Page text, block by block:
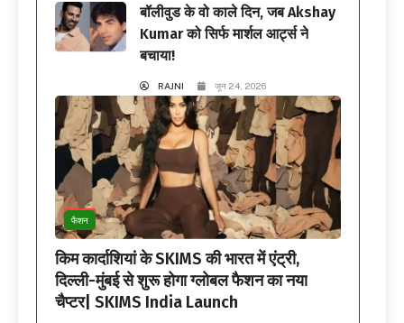
बॉलीवुड के वो काले दिन, जब Akshay
Kumar को सिर्फ मार्शल आर्ट्स ने
बचाया!
RAJNI जून 24, 2026
फैशन
किम कार्दाशियां के SKIMS की भारत में एंट्री,
दिल्ली-मुंबई से शुरू होगा ग्लोबल फैशन का नया
चैप्टर| SKIMS India Launch